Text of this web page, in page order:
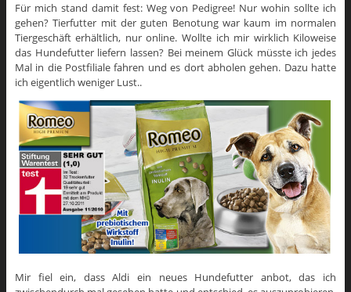
Für mich stand damit fest: Weg von Pedigree! Nur wohin sollte ich
gehen? Tierfutter mit der guten Benotung war kaum im normalen
Tiergeschäft erhältlich, nur online. Wollte ich mir wirklich Kiloweise
das Hundefutter liefern lassen? Bei meinem Glück müsste ich jedes
Mal in die Postfiliale fahren und es dort abholen gehen. Dazu hatte
ich eigentlich weniger Lust..
Mir fiel ein, dass Aldi ein neues Hundefutter anbot, das ich